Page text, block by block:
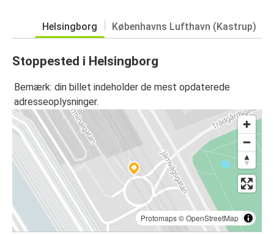
Helsingborg Københavns Lufthavn (Kastrup)
Stoppested i Helsingborg
Bemærk: din billet indeholder de mest opdaterede
adresseoplysninger.
Protomaps©OpenStreetMap